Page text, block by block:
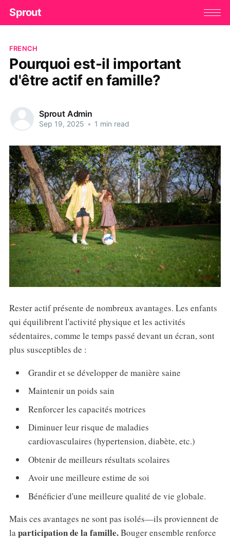
Sprout
FRENCH
Pourquoi est-il important
d'être actif en famille?
Sprout Admin
Sep 19, 2025 • 1 min read
Rester actif présente de nombreux avantages. Les enfants
qui équilibrent l'activité physique et les activités
sédentaires, comme le temps passé devant un écran, sont
plus susceptibles de :
Grandir et se développer de manière saine
Maintenir un poids sain
Renforcer les capacités motrices
Diminuer leur risque de maladies
cardiovasculaires (hypertension, diabète, etc.)
Obtenir de meilleurs résultats scolaires
Avoir une meilleure estime de soi
Bénéficier d'une meilleure qualité de vie globale.
Mais ces avantages ne sont pas isolés—ils proviennent de
laparticipation de la famille.Bouger ensemble renforce